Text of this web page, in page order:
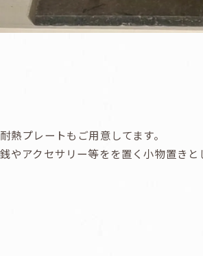
熱プレートもご用意してます。
やアクセサリー等をを置く小物置き